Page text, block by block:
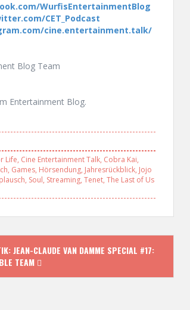
WurfisEntertainmentBlog
CET_Podcast
cine.entertainment.talk/
Blog Team
Entertainment Blog.
Life, Cine Entertainment Talk, Cobra Kai,
, Games, Hörsendung, Jahresrückblick, Jojo
, Soul, Streaming, Tenet, The Last of Us
JEAN-CLAUDE VAN DAMME SPECIAL #17:
TEAM